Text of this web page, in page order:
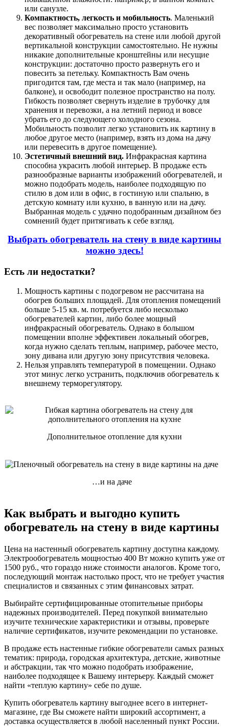
или санузле.
Компактность, легкость и мобильность. Маленький
вес позволяет максимально просто установить
декоративный обогреватель на стене или любой другой
вертикальной конструкции самостоятельно. Не нужны
никакие дополнительные кронштейны или несущие
конструкции: достаточно просто развернуть его и
повесить за петельку. Компактность Вам очень
пригодится там, где места и так мало (например, на
балконе), и освободит полезное пространство на полу.
Гибкость позволяет свернуть изделие в трубочку для
хранения и перевозки, а на летний период и вовсе
убрать его до следующего холодного сезона.
Мобильность позволит легко установить ик картину в
любое другое место (например, взять из дома на дачу
или перевесить в другое помещение).
Эстетичный внешний вид. Инфракрасная картина
способна украсить любой интерьер. В продаже есть
разнообразные варианты изображений обогревателей, и
можно подобрать модель, наиболее подходящую по
стилю в дом или в офис, в гостиную или спальню, в
детскую комнату или кухню, в ванную или на дачу.
Выбранная модель с удачно подобранным дизайном без
сомнений будет притягивать к себе взгляд.
Выбрать обогреватель на стену в виде картины
можно здесь!
Есть ли недостатки?
Мощность картины с подогревом не рассчитана на
обогрев больших площадей. Для отопления помещений
больше 5-15 кв. м. потребуется либо несколько
обогревателей картин, либо более мощный
инфракрасный обогреватель. Однако в большом
помещении вполне эффективен локальный обогрев,
когда нужно сделать теплым, например, рабочее место,
зону дивана или другую зону присутствия человека.
Нельзя управлять температурой в помещении. Однако
этот минус легко устранить, подключив обогреватель к
внешнему терморегулятору.
Дополнительное отопление для кухни
…и на даче
Как выбрать и выгодно купить
обогреватель на стену в виде картины
Цена на настенный обогреватель картину доступна каждому.
Электрообогреватель мощностью 400 Вт можно купить уже от
1500 руб., что гораздо ниже стоимости аналогов. Кроме того,
последующий монтаж настолько прост, что не требует участия
специалистов и связанных с этим финансовых затрат.
Выбирайте сертифицированные отопительные приборы
надежных производителей. Перед покупкой внимательно
изучите технические характеристики и отзывы, проверьте
наличие сертификатов, изучите рекомендации по установке.
В продаже есть настенные гибкие обогреватели самых разных
тематик: природа, городская архитектура, детские, животные
и абстракции, так что можно подобрать изображение,
наиболее подходящее к Вашему интерьеру. Каждый сможет
найти «теплую картину» себе по душе.
Купить обогреватель картину выгоднее всего в интернет-
магазине, где Вы сможете найти широкий ассортимент, а
доставка осуществляется в любой населенный пункт России.